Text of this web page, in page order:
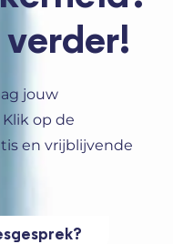
jouw
op de
en vrijblijvende